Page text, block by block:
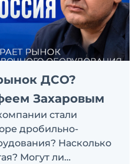
ДСО?
Захаровым
стали
дробильно-
Насколько
Могут ли